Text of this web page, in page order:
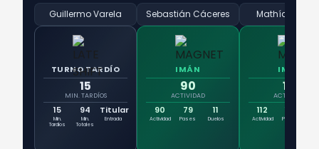
Guillermo Varela
TURNO TARDÍO
15
MIN. TARDÍOS
15
Min.
Tardíos
94
Min.
Totales
Titular
Entrada
Sebastián Cáceres
IMÁN
90
ACTIVIDAD
90
Actividad
79
Pases
11
Duelos
Mathías
IMÁN
112
ACTIVIDAD
112
Actividad Pases